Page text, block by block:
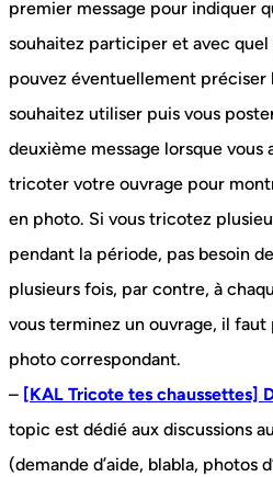
premier message pour indiquer
souhaitez participer et avec quel
pouvez éventuellement préciser
souhaitez utiliser puis vous
deuxième message lorsque vous
tricoter votre ouvrage pour
en photo. Si vous tricotez
pendant la période, pas besoin
plusieurs fois, par contre, à
vous terminez un ouvrage, il faut
photo correspondant.
– [KAL Tricote tes chaussettes]
topic est dédié aux discussions
(demande d’aide, blabla, photos